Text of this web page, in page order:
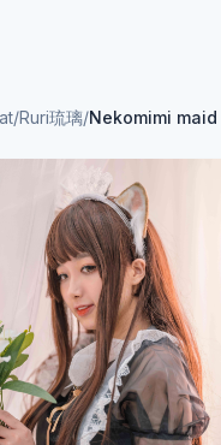
/Ruri琉璃/Nekomimi maid